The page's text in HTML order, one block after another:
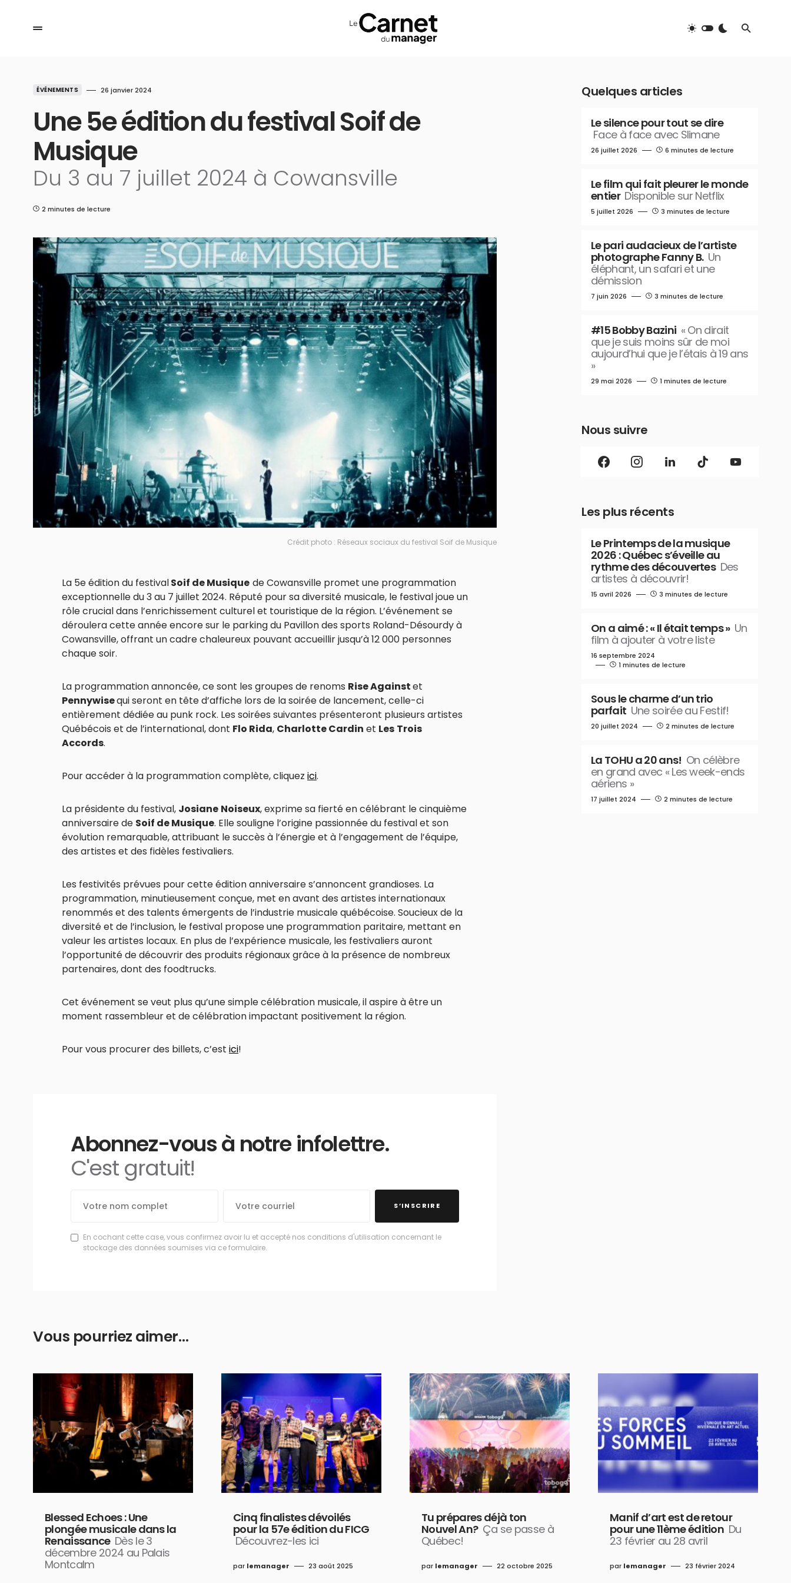
ÉVÉNEMENTS 26 janvier 2024
Une 5e édition du festival Soif de
Musique
Du 3 au 7 juillet 2024 à Cowansville
2 minutes de lecture
Crédit photo : Réseaux sociaux du festival Soif de Musique
La 5e édition du festivalSoif de Musique de Cowansville promet une programmation
exceptionnelle du 3 au 7 juillet 2024. Réputé pour sa diversité musicale, le festival joue un
rôle crucial dans l’enrichissement culturel et touristique de la région. L’événement se
déroulera cette année encore sur le parking du Pavillon des sports Roland-Désourdy à
Cowansville, offrant un cadre chaleureux pouvant accueillir jusqu’à 12 000 personnes
chaque soir.
La programmation annoncée, ce sont les groupes de renoms Rise Againstet
Pennywisequi seront en tête d’affiche lors de la soirée de lancement, celle-ci
entièrement dédiée au punk rock. Les soirées suivantes présenteront plusieurs artistes
Québécois et de l’international, dont Flo Rida, Charlotte Cardin et Les Trois
Accords.
Pour accéder à la programmation complète, cliquez ici.
La présidente du festival, Josiane Noiseux, exprime sa fierté en célébrant le cinquième
anniversaire de Soif de Musique. Elle souligne l’origine passionnée du festival et son
évolution remarquable, attribuant le succès à l’énergie et à l’engagement de l’équipe,
des artistes et des fidèles festivaliers.
Les festivités prévues pour cette édition anniversaire s’annoncent grandioses. La
programmation, minutieusement conçue, met en avant des artistes internationaux
renommés et des talents émergents de l’industrie musicale québécoise. Soucieux de la
diversité et de l’inclusion, le festival propose une programmation paritaire, mettant en
valeur les artistes locaux. En plus de l’expérience musicale, les festivaliers auront
l’opportunité de découvrir des produits régionaux grâce à la présence de nombreux
partenaires, dont des foodtrucks.
Cet événement se veut plus qu’une simple célébration musicale, il aspire à être un
moment rassembleur et de célébration impactant positivement la région.
Pour vous procurer des billets, c’est ici!
Abonnez-vous à notre infolettre.
C'est gratuit!
S’INSCRIRE
En cochant cette case, vous confirmez avoir lu et accepté nos conditions d'utilisation concernant le
stockage des données soumises via ce formulaire.
Quelques articles
Le silence pour tout se dire
Face à face avec Slimane
26 juillet 2026 6 minutes de lecture
Le film qui fait pleurer le monde
entier Disponible sur Netflix
5 juillet 2026 3 minutes de lecture
Le pari audacieux de l’artiste
photographe Fanny B. Un
éléphant, un safari et une
démission
7 juin 2026 3 minutes de lecture
#15 Bobby Bazini « On dirait
que je suis moins sûr de moi
aujourd’hui que je l’étais à 19 ans
»
29 mai 2026 1 minutes de lecture
Nous suivre
Les plus récents
Le Printemps de la musique
2026 : Québec s’éveille au
rythme des découvertes Des
artistes à découvrir!
15 avril 2026 3 minutes de lecture
On a aimé : « Il était temps » Un
film à ajouter à votre liste
16 septembre 2024
1 minutes de lecture
Sous le charme d’un trio
parfait Une soirée au Festif!
20 juillet 2024 2 minutes de lecture
La TOHU a 20 ans! On célèbre
en grand avec « Les week-ends
aériens »
17 juillet 2024 2 minutes de lecture
Vous pourriez aimer…
Blessed Echoes : Une
plongée musicale dans la
Renaissance Dès le 3
décembre 2024 au Palais
Montcalm
Cinq finalistes dévoilés
pour la 57e édition du FICG
Découvrez-les ici
par lemanager 23 août 2025
Tu prépares déjà ton
Nouvel An? Ça se passe à
Québec!
par lemanager 22 octobre 2025
Manif d’art est de retour
pour une 11ème édition Du
23 février au 28 avril
par lemanager 23 février 2024